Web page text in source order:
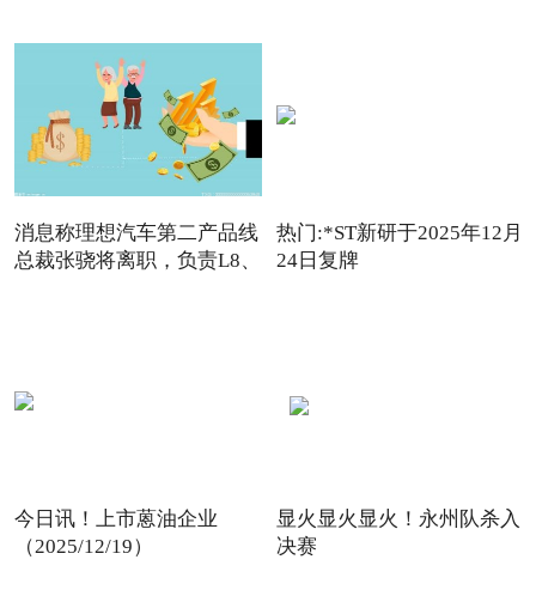
消息称理想汽车第二产品线
总裁张骁将离职，负责L8、
热门:*ST新研于2025年12月
24日复牌
今日讯！上市蒽油企业
（2025/12/19）
显火显火显火！永州队杀入
决赛